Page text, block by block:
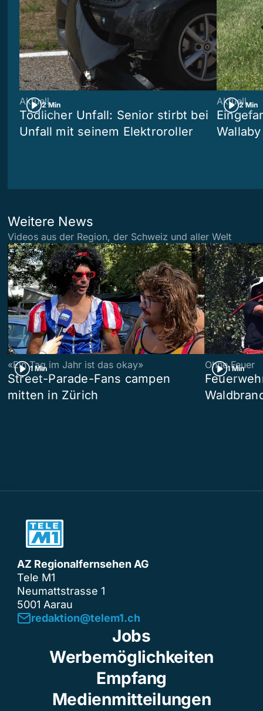
2 Min
Aktuell
Tödlicher Unfall: Senior stirbt bei
Unfall mit seinem Elektroroller
2 Min
Aktuell
Weitere News
Videos aus der Region, der Schweiz und aller Welt
1 Min
«Ein Tag im Jahr ist das okay»
Street-Parade-Fans campen
mitten in Zürich
1 Min
Ohne Feuer
AZ Regionalfernsehen AG
Tele M1
Neumattstrasse 1
5001 Aarau
redaktion@telem1.ch
Jobs
Werbemöglichkeiten
Empfang
Medienmitteilungen